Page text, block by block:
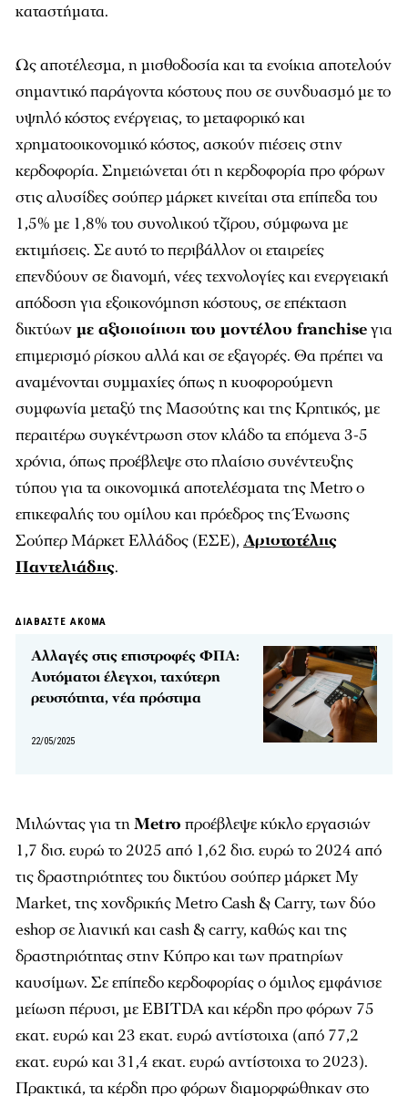
καταστήματα.
Ως αποτέλεσμα, η μισθοδοσία και τα ενοίκια αποτελούν
σημαντικό παράγοντα κόστους που σε συνδυασμό με το
υψηλό κόστος ενέργειας, το μεταφορικό και
χρηματοοικονομικό κόστος, ασκούν πιέσεις στην
κερδοφορία. Σημειώνεται ότι η κερδοφορία προ φόρων
στις αλυσίδες σούπερ μάρκετ κινείται στα επίπεδα του
1,5% με 1,8% του συνολικού τζίρου, σύμφωνα με
εκτιμήσεις. Σε αυτό το περιβάλλον οι εταιρείες
επενδύουν σε διανομή, νέες τεχνολογίες και ενεργειακή
απόδοση για εξοικονόμηση κόστους, σε επέκταση
δικτύων με αξιοποίηση του μοντέλου franchiseγια
επιμερισμό ρίσκου αλλά και σε εξαγορές. Θα πρέπει να
αναμένονται συμμαχίες όπως η κυοφορούμενη
συμφωνία μεταξύ της Μασούτης και της Κρητικός, με
περαιτέρω συγκέντρωση στον κλάδο τα επόμενα 3-5
χρόνια, όπως προέβλεψε στο πλαίσιο συνέντευξης
τύπου για τα οικονομικά αποτελέσματα της Metro ο
επικεφαλής του ομίλου και πρόεδρος της Ένωσης
Σούπερ Μάρκετ Ελλάδος (ΕΣΕ), Αριστοτέλης
Παντελιάδης.
ΔΙΑΒΑΣΤΕ ΑΚΟΜΑ
Αλλαγές στις επιστροφές ΦΠΑ:
Αυτόματοι έλεγχοι, ταχύτερη
ρευστότητα, νέα πρόστιμα
22/05/2025
Μιλώντας για τηMetro προέβλεψε κύκλο εργασιών
1,7 δισ. ευρώ το 2025 από 1,62 δισ. ευρώ το 2024 από
τις δραστηριότητες του δικτύου σούπερ μάρκετ My
Market, της χονδρικής Metro Cash & Carry, των δύο
eshop σε λιανική και cash & carry, καθώς και της
δραστηριότητας στην Κύπρο και των πρατηρίων
καυσίμων. Σε επίπεδο κερδοφορίας ο όμιλος εμφάνισε
μείωση πέρυσι, με EBITDA και κέρδη προ φόρων 75
εκατ. ευρώ και 23 εκατ. ευρώ αντίστοιχα (από 77,2
εκατ. ευρώ και 31,4 εκατ. ευρώ αντίστοιχα το 2023).
Πρακτικά, τα κέρδη προ φόρων διαμορφώθηκαν στο